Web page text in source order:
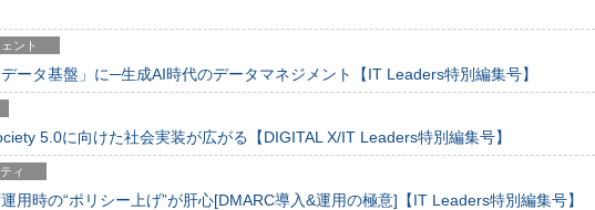
ント
ータ基盤」に─生成AI時代のデータマネジメント【IT Leaders特別編集号】
5.0に向けた社会実装が広がる【DIGITAL X/IT Leaders特別編集号】
ィ
用時の“ポリシー上げ”が肝心[DMARC導入&運用の極意]【IT Leaders特別編集号】